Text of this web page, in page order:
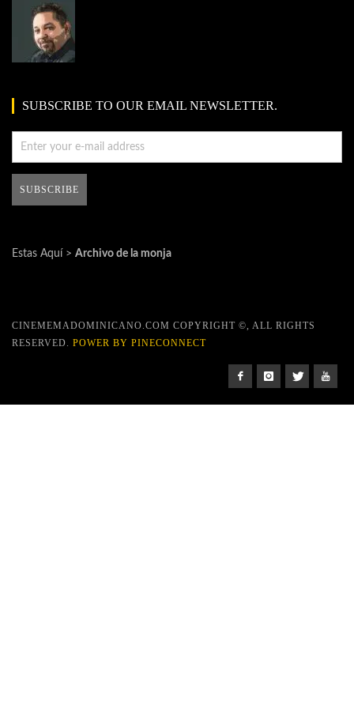
SUBSCRIBE TO OUR EMAIL NEWSLETTER.
Estas Aquí > Archivo de la monja
CINEMEMADOMINICANO.COM COPYRIGHT ©, ALL RIGHTS
RESERVED. POWER BY PINECONNECT